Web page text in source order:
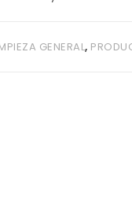
GENERAL,